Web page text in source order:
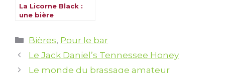
La Licorne Black :
une bière
Catégories
Bières, Pour le bar
Le Jack Daniel’s Tennessee Honey
Le monde du brassage amateur